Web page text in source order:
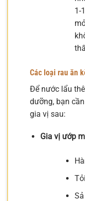
1-
Các loại rau ăn
Để nước lẩu
dưỡng, bạn
gia vị sau:
Gia vị ướp